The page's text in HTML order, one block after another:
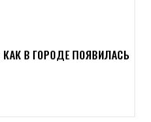
КАК В ГОРОДЕ ПОЯВИЛАСЬ